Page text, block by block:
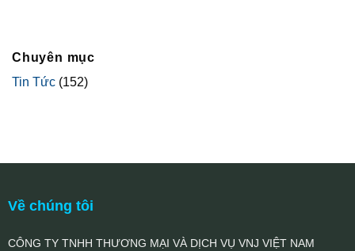
Chuyên mục
Tin Tức (152)
Về chúng tôi
CÔNG TY TNHH THƯƠNG MẠI VÀ DỊCH VỤ VNJ VIỆT NAM